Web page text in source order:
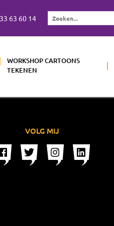
63 60 14
Zoeken...
WORKSHOP CARTOONS
TEKENEN
VOLG MIJ